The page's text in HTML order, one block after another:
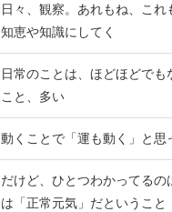
日々、観察。あれもね、これ
知恵や知識にしてく
日常のことは、ほどほどでも
こと、多い
動くことで「運も動く」と思
だけど、ひとつわかってるの
は「正常元気」だということ